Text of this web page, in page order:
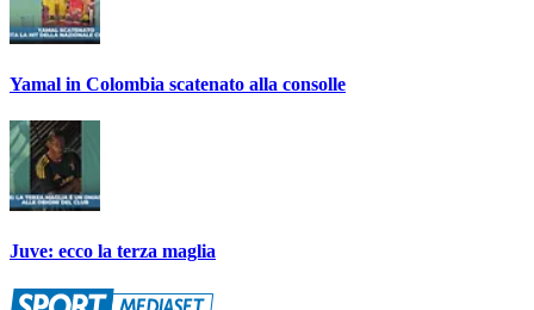
Yamal in Colombia scatenato alla consolle
Juve: ecco la terza maglia